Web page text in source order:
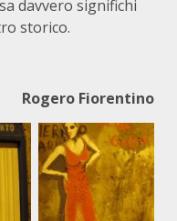
davvero significhi
storico.
Rogero Fiorentino